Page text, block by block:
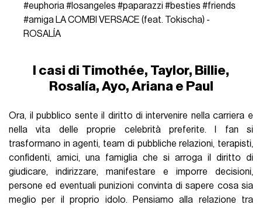
#euphoria#losangeles #paparazzi #besties #friends
#amiga LA COMBI VERSACE (feat. Tokischa) -
ROSALÍA
I casi di Timothée, Taylor, Billie,
Rosalía, Ayo, Ariana e Paul
Ora, il pubblico sente il diritto di intervenire nella carriera e
nella vita delle proprie celebrità preferite. I fan si
trasformano in agenti, team di pubbliche relazioni, terapisti,
confidenti, amici, una famiglia che si arroga il diritto di
giudicare, indirizzare, manifestare e imporre decisioni,
persone ed eventuali punizioni convinta di sapere cosa sia
meglio per il proprio idolo. Pensiamo alla relazione tra